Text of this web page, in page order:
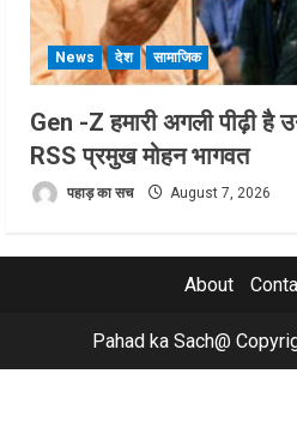
News देश सामाजिक
Gen -Z हमारी अगली पीढ़ी
RSS प्रमुख मोहन भागवत
पहाड़ का सच August 7, 2026
About
Pahad ka Sach@